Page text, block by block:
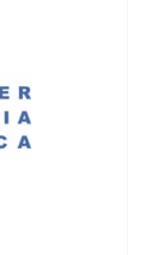
nueva